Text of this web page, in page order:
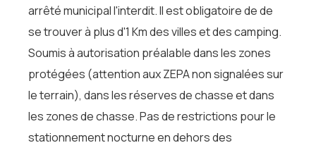
arrêté municipal l'interdit. Il est obligatoire de de
se trouver à plus d'1 Km des villes et des camping.
Soumis à autorisation préalable dans les zones
protégées (attention aux ZEPA non signalées sur
le terrain), dans les réserves de chasse et dans
les zones de chasse. Pas de restrictions pour le
stationnement nocturne en dehors des